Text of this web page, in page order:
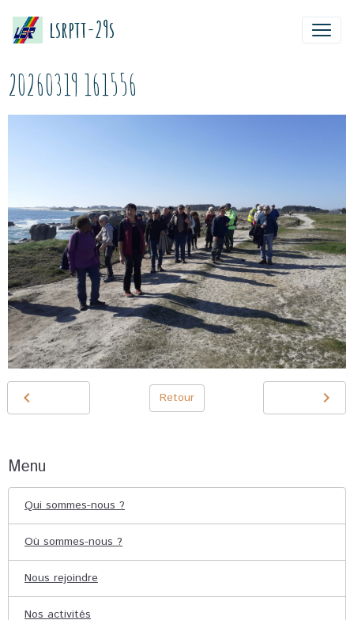
lsrptt-29s
20260319 161556
Retour
Menu
Qui sommes-nous ?
Où sommes-nous ?
Nous rejoindre
Nos activités